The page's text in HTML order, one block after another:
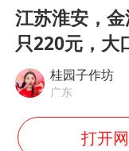
江苏淮安，
只220元，大
桂园子作坊
广东
打开